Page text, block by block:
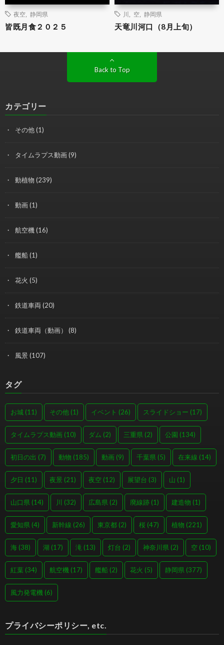
夜空 静岡県
皆既月食２０２５
空 静岡県
天竜川河口（8月上旬）
Back to Top
カテゴリー
その他(1)
タイムラプス動画(9)
動植物 (239)
動画(1)
航空機(16)
艦船(1)
花火 (5)
鉄道車両 (20)
鉄道車両（動画） (8)
風景(107)
タグ
お城 (11) その他 (1) イベント (26) スライドショー (17)
タイムラプス動画 (10) ダム (2) 三重県 (2) 公園 (134)
初日の出 (7) 動物 (185) 動画 (9) 千葉県 (5) 在来線 (14)
夕日 (11) 夜景 (21) 夜空 (12) 展望台 (3) 山 (1)
山口県 (14) 川 (32) 広島県 (2) 廃線跡 (1) 建造物 (1)
愛知県 (4) 新幹線 (26) 東京都 (2) 桜 (47) 植物 (221)
海 (38) 湖 (17) 滝 (13) 灯台 (2) 神奈川県 (2) 空 (10)
紅葉 (34) 航空機 (17) 艦船 (2) 花火 (5) 静岡県 (377)
風力発電機 (6)
プライバシーポリシー, etc.